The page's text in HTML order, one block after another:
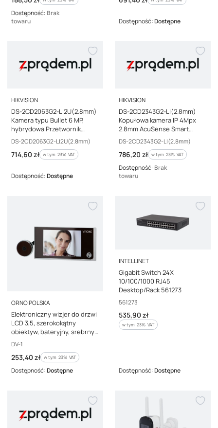
Dostępność: Brak
towaru
Dostępność:Dostępne
PRODUCENT
HIKVISION
DS-2CD2063G2-LI2U(2.8mm)
Kamera typu Bullet 6 MP,
hybrydowa Przetwornik
obrazu: 1/2.4 Progressive
Scan CMOS
Kod producenta
DS-2CD2063G2-LI2U(2.8mm)
Cena brutto
714,60 zł w tym %s VAT
w tym 23% VAT
Dostępność:Dostępne
PRODUCENT
HIKVISION
DS-2CD2343G2-LI(2.8mm)
Kopułowa kamera IP 4Mpx
2.8mm AcuSense Smart
Hybrid Light Hikvision
Kod producenta
DS-2CD2343G2-LI(2.8mm)
Cena brutto
786,20 zł w tym %s VAT
w tym 23% VAT
Dostępność: Brak
towaru
PRODUCENT
ORNO POLSKA
Elektroniczny wizjer do drzwi
LCD 3,5, szerokokątny
obiektyw, bateryjny, srebrny
DV-1
Kod producenta
DV-1
Cena brutto
253,40 zł w tym %s VAT
w tym 23% VAT
Dostępność:Dostępne
PRODUCENT
INTELLINET
Gigabit Switch 24X
10/100/1000 RJ45
Desktop/Rack 561273
Kod producenta
561273
Cena brutto
535,90 zł
w tym %s VAT
w tym 23% VAT
Dostępność:Dostępne